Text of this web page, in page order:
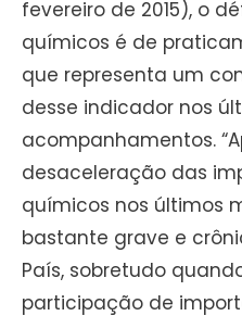
fevereiro de 2015), o
químicos é de
que representa um
desse indicador nos
acompanhamentos.
desaceleração das
químicos nos últimos
bastante grave e
País, sobretudo
participação de